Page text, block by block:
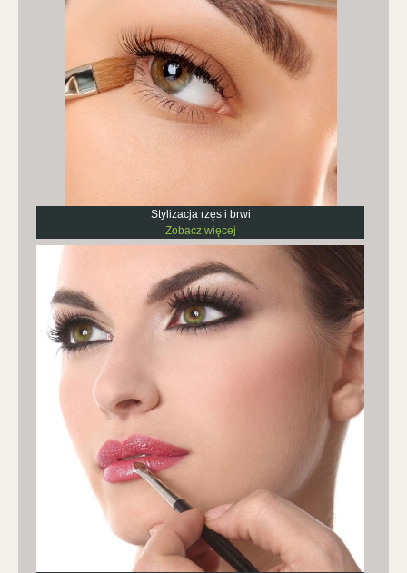
Stylizacja rzęs i brwi
Zobacz więcej